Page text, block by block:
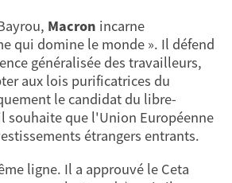
Macron incarne
qui domine le monde ». Il défend
généralisée des travailleurs,
aux lois purificatrices du
le candidat du libre-
souhaite que l'Union Européenne
étrangers entrants.
ligne. Il a approuvé le Ceta